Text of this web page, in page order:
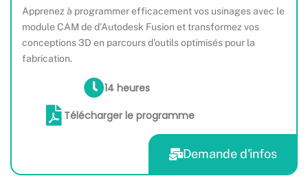
Apprenez à programmer efficacement vos usinages avec le
module CAM de d’Autodesk Fusion et transformez vos
conceptions 3D en parcours d’outils optimisés pour la
fabrication.
14 heures
Télécharger le programme
Demande d'infos